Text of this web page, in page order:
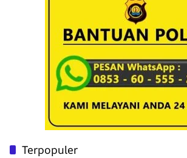
Terpopuler